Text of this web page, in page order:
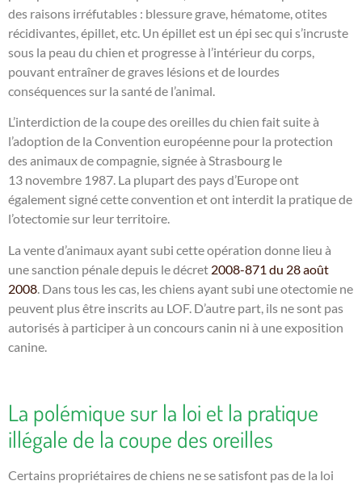
des raisons irréfutables : blessure grave, hématome, otites
récidivantes, épillet, etc. Un épillet est un épi sec qui s’incruste
sous la peau du chien et progresse à l’intérieur du corps,
pouvant entraîner de graves lésions et de lourdes
conséquences sur la santé de l’animal.
L’interdiction de la coupe des oreilles du chien fait suite à
l’adoption de la Convention européenne pour la protection
des animaux de compagnie, signée à Strasbourg le
13 novembre 1987. La plupart des pays d’Europe ont
également signé cette convention et ont interdit la pratique de
l’otectomie sur leur territoire.
La vente d’animaux ayant subi cette opération donne lieu à
une sanction pénale depuis le décret 2008-871 du 28 août
2008 . Dans tous les cas, les chiens ayant subi une otectomie ne
peuvent plus être inscrits au LOF. D’autre part, ils ne sont pas
autorisés à participer à un concours canin ni à une exposition
canine.
La polémique sur la loi et la pratique
illégale de la coupe des oreilles
Certains propriétaires de chiens ne se satisfont pas de la loi